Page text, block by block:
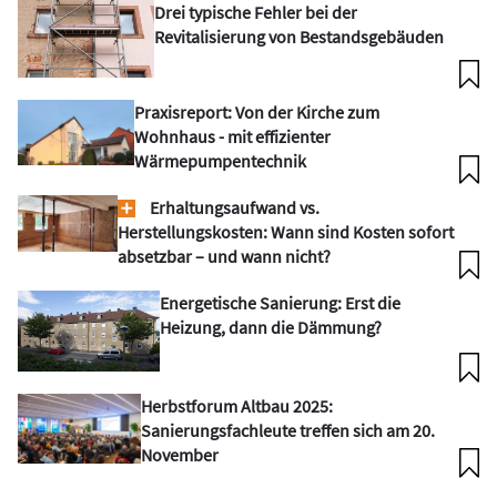
Drei typische Fehler bei der
Revitalisierung von Bestandsgebäuden
Praxisreport: Von der Kirche zum
Wohnhaus - mit effizienter
Wärmepumpentechnik
Erhaltungsaufwand vs.
Herstellungskosten: Wann sind Kosten sofort
absetzbar – und wann nicht?
Energetische Sanierung: Erst die
Heizung, dann die Dämmung?
Herbstforum Altbau 2025:
Sanierungsfachleute treffen sich am 20.
November